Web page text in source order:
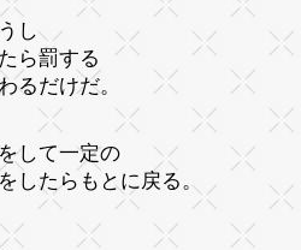
し
ら罰する
るだけだ。
して一定の
したらもとに戻る。